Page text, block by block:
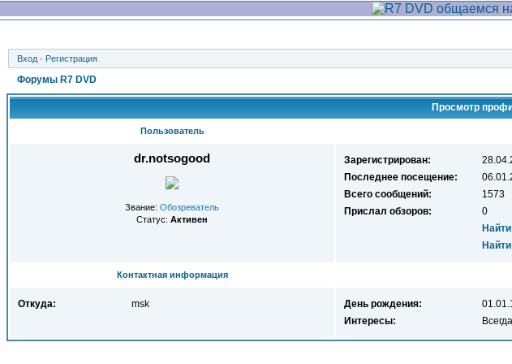
Вход · Регистрация
Форумы R7 DVD
Просмотр
Пользователь
dr.notsogood
Звание: Обозреватель
Статус: Активен
Зарегистрирован:
Последнее посещение:
Всего сообщений:
1573
Прислал обзоров:
0
Контактная информация
Откуда: msk День рождения:
Интересы: